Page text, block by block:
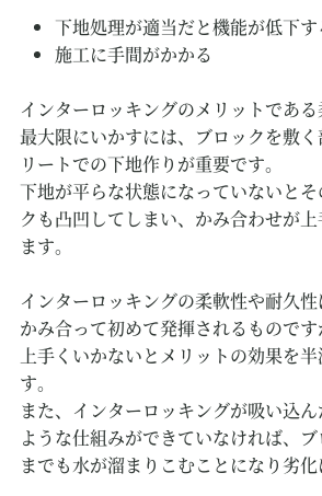
下地処理が適当だと機能が低下す
施工に手間がかかる
インターロッキングのメリットであ
最大限にいかすには、ブロックを敷
リートでの下地作りが重要です。
下地が平らな状態になっていないと
クも凸凹してしまい、かみ合わせが
ます。
インターロッキングの柔軟性や耐久
かみ合って初めて発揮されるもので
上手くいかないとメリットの効果を
す。
また、インターロッキングが吸い込ん
ような仕組みができていなければ、
までも水が溜まりこむことになり劣化